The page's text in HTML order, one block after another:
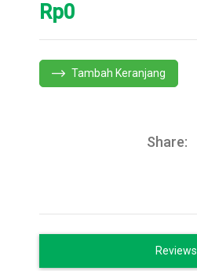
Rp0
Tambah Keranjang
Share:
Reviews